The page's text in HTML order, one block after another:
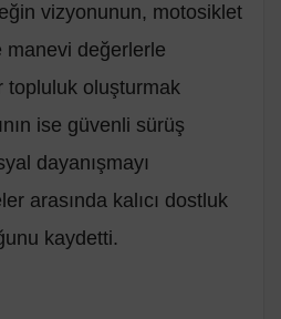
vizyonunun, motosiklet
değerlerle
topluluk oluşturmak
ise güvenli sürüş
dayanışmayı
arasında kalıcı dostluk
kaydetti.